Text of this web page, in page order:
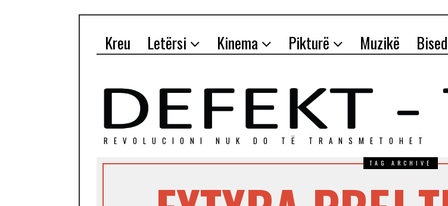
Kreu Letërsi Kinema Pikturë Muzikë
REVOLUCIONI NUK DO TЁ TRANSMETOHET
TAG ARCHIVE